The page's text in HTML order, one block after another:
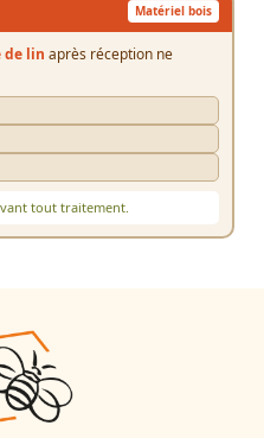
Matériel bois
de lin après réception ne
tout traitement.